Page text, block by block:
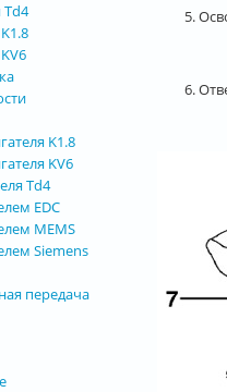
5.
6.
Td4
K1.8
KV6
Td4
EDC
MEMS
Siemens
передача